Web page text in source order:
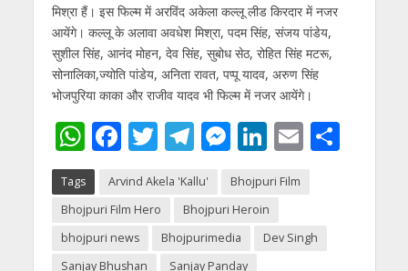
मिश्रा हैं। इस फिल्‍म में अरविंद अकेला कल्‍लू लीड किरदार में नजर
आयेंगे। कल्‍लू के अलावा अवधेश मिश्रा, पदम सिंह, संजय पांडेय,
सुशील सिंह, आनंद मोहन, देव सिंह, सुबोध सेठ, रोहित सिंह मटरू,
सोनालिका,ज्योति पांडेय, अनिता रावत, पप्पू यादव, अरुण सिंह
भोजपुरिया काका और राजीव यादव भी फिल्‍म में नजर आयेंगे।
W
h
at
s
A
F
e
b
o
T
itt
er
T
e
gr
a
M
ss
e
n
Li
k
e
dI
E S
Tags Arvind Akela 'Kallu'
Bhojpuri Film
Bhojpuri Film Hero
Bhojpuri Heroin
bhojpuri news
Bhojpurimedia
Dev Singh
Sanjay Bhushan
Sanjay Panday